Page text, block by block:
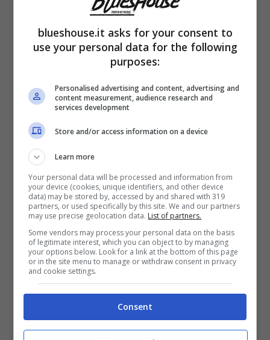
giostra, momento in cui i concorrenti si
esibiscono portando sul palco un cavallo di
battaglia. Morgan al termine delle
performance non ci sta e sbotta.
Sottolinea come i suoi ragazzi siano stati gli
unici a cantare brani dal bootcamp o dagli
Home Visit, motivo per cui, al coach, non
sono per nulla piaciuti. Interviene cos ì
Dargen d’Amicoche puntualizza subito
attaccando il collega“sono scelti da noi
riferendosi ai brani ma è qui che
Morgan smentisce e lancia una vera
frecciatina al programma:“I pezzi li hanno
blueshouse.it asks for your consent to
use your personal data for the following
purposes:
Personalised advertising and content, advertising and
content measurement, audience research and
services development
Store and/or access information on a device
Learn more
Your personal data will be processed and information from
your device (cookies, unique identifiers, and other device
data) may be stored by, accessed by and shared with 319
partners, or used specifically by this site. We and our partners
may use precise geolocation data. List of partners.
Some vendors may process your personal data on the basis
of legitimate interest, which you can object to by managing
your options below. Look for a link at the bottom of this page
or in the site menu to manage or withdraw consent in privacy
and cookie settings.
Consent